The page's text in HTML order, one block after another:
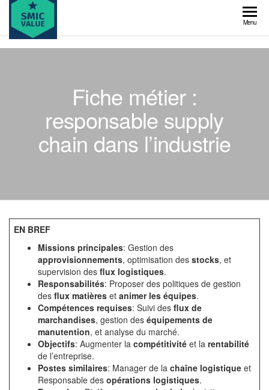
Skip
the
content
value
Menu
Fiche métier :
responsable supply
chain dans l’industrie
EN BREF
Missions principales: Gestion des
approvisionnements, optimisation des stocks, et
supervision des flux logistiques.
Responsabilités: Proposer des politiques de gestion
des flux matières et animer les équipes.
Compétences requises: Suivi des flux de
marchandises, gestion des équipements de
manutention, et analyse du marché.
Objectifs: Augmenter la compétitivité et la rentabilité
de l’entreprise.
Postes similaires: Manager de la chaîne logistique et
Responsable des opérations logistiques.